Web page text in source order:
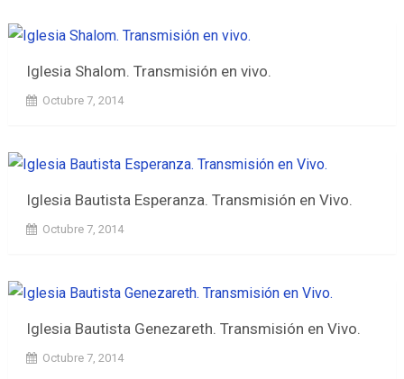
Iglesia Shalom. Transmisión en vivo.
Octubre 7, 2014
Iglesia Bautista Esperanza. Transmisión en Vivo.
Octubre 7, 2014
Iglesia Bautista Genezareth. Transmisión en Vivo.
Octubre 7, 2014